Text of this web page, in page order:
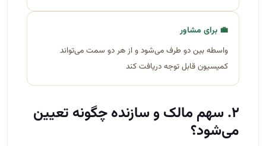
💼 برای مشاور
واسطه بین دو طرف می‌شود و از هر دو سمت می‌تواند
کمیسیون قابل توجه دریافت کند
۲. سهم مالک و سازنده چگونه تعیین
می‌شود؟